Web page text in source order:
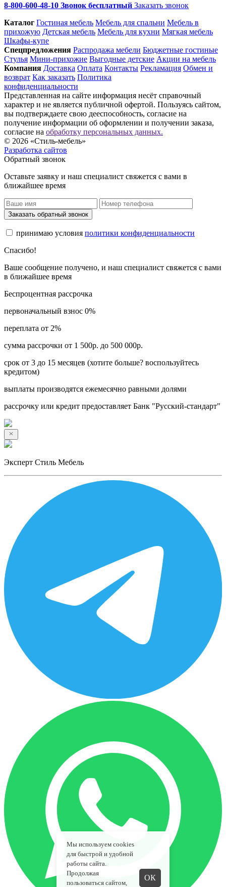
8-800-600-48-10 Звонок бесплатный Заказать звонок
Каталог Гостиная мебель Мебель для спальни Мебель в
прихожую Детская мебель Мебель для кухни Мягкая мебель
Шкафы-купе
Спец­предложения Распродажа мебели Бюджетные гостиные
Стулья Мини-прихожие Выгодные детские Акции на мебель
Компания Доставка Оплата Контакты Рекламация Обмен и
возврат Как заказать Политика
конфиденциальности
Представленная на сайте информация несёт справочный
характер и не является публичной офертой. Пользуясь сайтом,
вы подтверждаете свою дееспособность, согласие на
получение информации об оформлении и получении заказа,
согласие на обработку персональных данных.
© 2026 «Стиль-мебель»
Разработка сайтов
Обратный звонок
Оставьте заявку и наш специалист свяжется с вами в
ближайшее время
Заказать обратный звонок
принимаю условия политики конфиденциальности
Спасибо!
Ваше сообщение получено, и наш специалист свяжется с вами
в ближайшее время
Беспроцентная рассрочка
первоначальный взнос 0%
переплата от 2%
сумма рассрочки от 1 500р. до 500 000р.
срок от 3 до 15 месяцев (хотите больше? воспользуйтесь
кредитом)
выплаты производятся ежемесячно равными долями
рассрочку или кредит предоставляет Банк "Русский-стандарт"
Эксперт Стиль Мебель
Мы используем cookies
для быстрой и удобной
работы сайта.
Продолжая
пользоваться сайтом,
ОК